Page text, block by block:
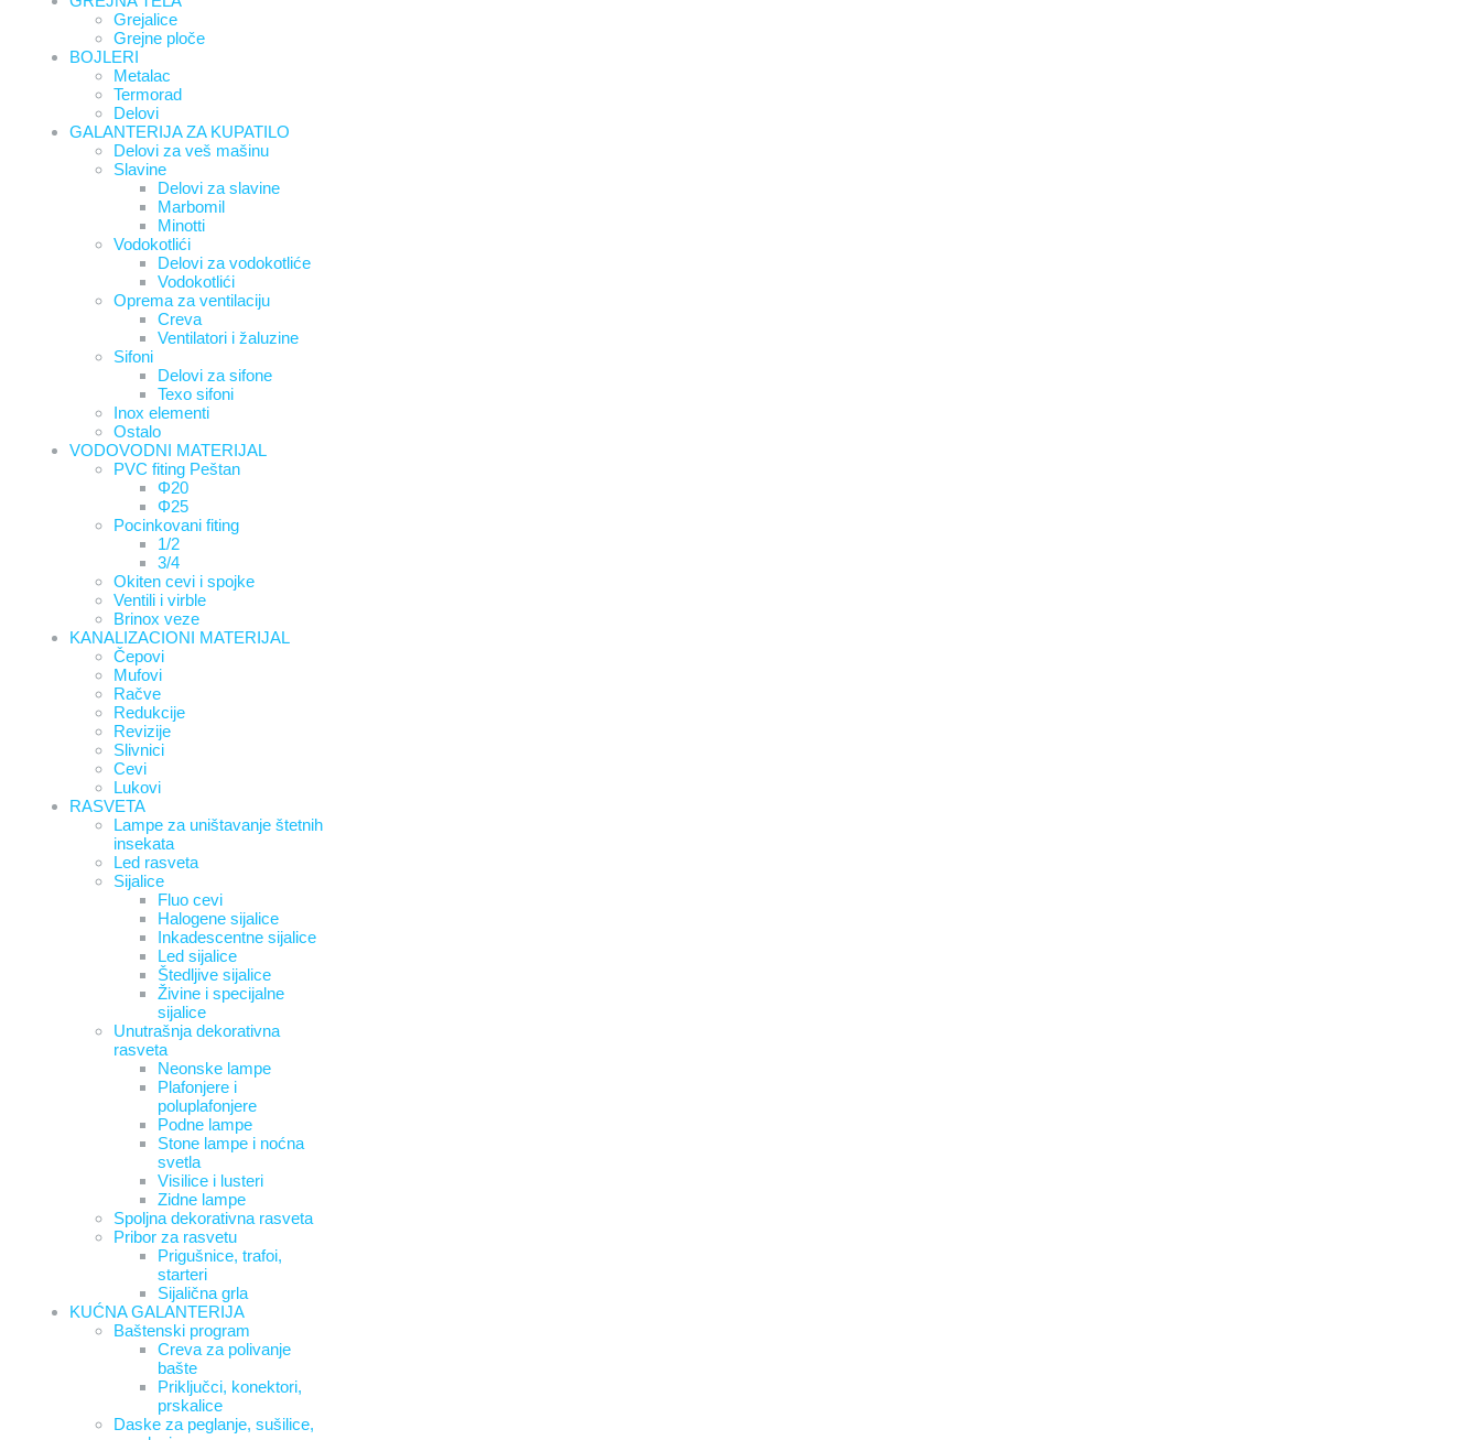
Grejalice
Grejne ploče
BOJLERI
Metalac
Termorad
Delovi
GALANTERIJA ZA KUPATILO
Delovi za veš mašinu
Slavine
Delovi za slavine
Marbomil
Minotti
Vodokotlići
Delovi za vodokotliće
Vodokotlići
Oprema za ventilaciju
Creva
Ventilatori i žaluzine
Sifoni
Delovi za sifone
Texo sifoni
Inox elementi
Ostalo
VODOVODNI MATERIJAL
PVC fiting Peštan
Φ20
Φ25
Pocinkovani fiting
1/2
3/4
Okiten cevi i spojke
Ventili i virble
Brinox veze
KANALIZACIONI MATERIJAL
Čepovi
Mufovi
Račve
Redukcije
Revizije
Slivnici
Cevi
Lukovi
RASVETA
Lampe za uništavanje štetnih
insekata
Led rasveta
Sijalice
Fluo cevi
Halogene sijalice
Inkadescentne sijalice
Led sijalice
Štedljive sijalice
Živine i specijalne
sijalice
Unutrašnja dekorativna
rasveta
Neonske lampe
Plafonjere i
poluplafonjere
Podne lampe
Stone lampe i noćna
svetla
Visilice i lusteri
Zidne lampe
Spoljna dekorativna rasveta
Pribor za rasvetu
Prigušnice, trafoi,
starteri
Sijalična grla
KUĆNA GALANTERIJA
Baštenski program
Creva za polivanje
bašte
Priključci, konektori,
prskalice
Daske za peglanje, sušilice,